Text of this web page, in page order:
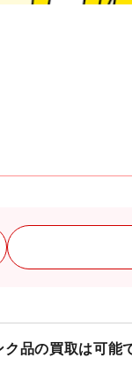
品の買取は可能